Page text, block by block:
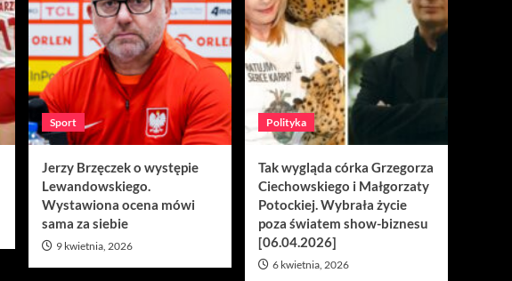
Sport
Jerzy Brzęczek o występie
Lewandowskiego.
Wystawiona ocena mówi
sama za siebie
9 kwietnia, 2026
Polityka
Tak wygląda córka Grzegorza
Ciechowskiego i Małgorzaty
Potockiej. Wybrała życie
poza światem show-biznesu
[06.04.2026]
6 kwietnia, 2026